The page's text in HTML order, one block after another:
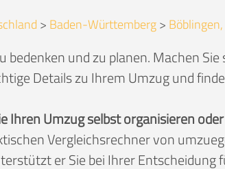
> Baden-Württemberg>
bedenken und zu planen. Machen
Details zu Ihrem Umzug und
Ihren Umzug selbst organisieren
Vergleichsrechner von
er Sie bei Ihrer Entscheidung